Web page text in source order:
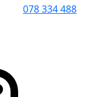
078 334 488